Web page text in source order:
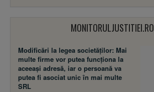
MONITORULJUSTITIEI.RO
Modificări la legea societăţilor: Mai
multe firme vor putea funcţiona la
aceeaşi adresă, iar o persoană va
putea fi asociat unic în mai multe
SRL